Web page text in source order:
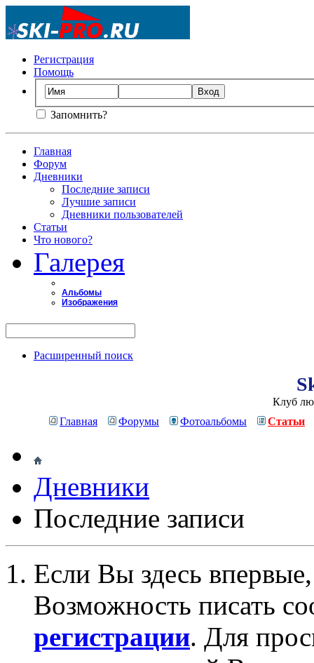
Регистрация
Помощь
Запомнить?
Главная
Форум
Дневники
Последние записи
Лучшие записи
Дневники пользователей
Статьи
Что нового?
Галерея
Альбомы
Изображения
Расширенный поиск
Клуб
Главная
Форумы Фотоальбомы Статьи
Дневники
Последние записи
Если Вы здесь
Возможность писать
регистрации. Для